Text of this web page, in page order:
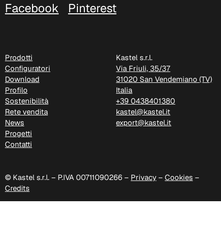
A 3NE
C 40F
Facebook
Pinterest
Prodotti
Configuratori
Download
Profilo
Sostenibilità
Rete vendita
News
Progetti
Contatti
Kastel s.r.l.
Via Friuli, 35/37
31020 San Vendemiano (TV)
Italia
+39 0438401380
kastel@kastel.it
export@kastel.it
© Kastel s.r.l. – P.IVA 00711090266 – Privacy – Cookies –
Credits